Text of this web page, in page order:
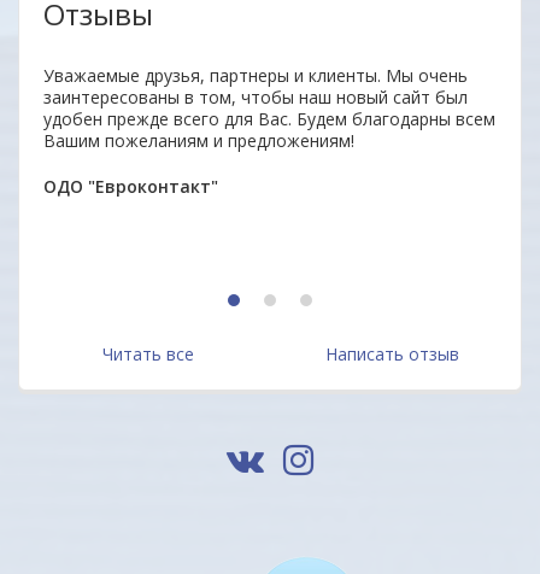
Отзывы
Уважаемые друзья, партнеры и клиенты. Мы очень
заинтересованы в том, чтобы наш новый сайт был
удобен прежде всего для Вас. Будем благодарны всем
Вашим пожеланиям и предложениям!
ОДО "Евроконтакт"
1 2 3
Читать все Написать отзыв